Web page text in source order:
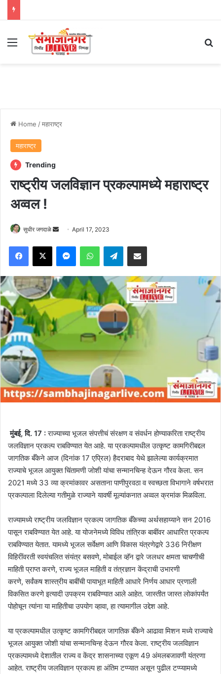
Menu
Home /महाराष्ट्र
महाराष्ट्र
Trending
राष्ट्रीय जलविज्ञान प्रकल्पामध्ये महाराष्ट्र
अव्वल !
सुधीर जगदाळे
Send
email
April 17, 2023
Facebook
X MessengerWhatsAppTelegramShare via Email
मुंबई,दि. 17 :राज्याच्या भूजल संपत्तीचं संरक्षण व संवर्धन होण्याकरिता राष्ट्रीय
जलविज्ञान प्रकल्प राबविण्यात येत आहे. या प्रकल्पामधील उत्कृष्ट कामगिरीबद्दल
जागतिक बँकेने आज (दिनांक 17 एप्रिल) हैदराबाद येथे झालेल्या कार्यक्रमात
राज्याचे भूजल आयुक्त चिंतामणी जोशी यांचा सन्मानचिन्ह देऊन गौरव केला. सन
2021 मध्ये 33 व्या क्रमांकावर असताना पाणीपुरवठा व स्वच्छता विभागाने वर्षभरात
प्रकल्पाला दिलेल्या गतीमुळे राज्याने यावर्षी मूल्यांकनात अव्वल क्रमांक मिळविला.
राज्यामध्ये राष्ट्रीय जलविज्ञान प्रकल्प जागतिक बँकेच्या अर्थसहाय्याने सन 2016
पासून राबविण्यात येत आहे. या योजनेमध्ये विविध तांत्रिक बाबींवर आधारित प्रकल्प
राबविण्यात येतात. यामध्ये भूजल सर्वेक्षण आणि विकास यंत्रणेद्वारे 336 निरीक्षण
विहिरींवरती स्वयंचलित संयंत्र बसवणे,मोबाईल व्हॅन द्वारे जलधर क्षमता चाचणीची
माहिती प्राप्त करणे,राज्य भूजल माहिती व तंत्रज्ञान केंद्राची उभारणी
करणे,सर्वंकष शास्त्रीय बाबींची पायाभूत माहिती आधारे निर्णय आधार प्रणाली
विकसित करणे इत्यादी उपक्रम राबविण्यात आले आहेत. जास्तीत जास्त लोकांपर्यंत
पोहोचून त्यांना या माहितीचा उपयोग व्हावा,हा त्यामागील उद्देश आहे.
या प्रकल्पामधील उत्कृष्ट कामगिरीबद्दल जागतिक बँकेने आढावा मिशन मध्ये राज्याचे
भूजल आयुक्त जोशी यांचा सन्मानचिन्ह देऊन गौरव केला.राष्ट्रीय जलविज्ञान
प्रकल्पामध्ये देशातील राज्य व केंद्र शासनाच्या एकूण 49 अंमलबजावणी यंत्रणा
आहेत. राष्ट्रीय जलविज्ञान प्रकल्प हा अंतिम टप्प्यात असून पुढील टप्प्यामध्ये